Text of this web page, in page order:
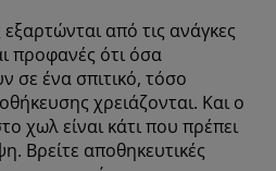
από τις ανάγκες
προφανές ότι όσα
σε ένα σπιτικό, τόσο
χρειάζονται. Και ο
χωλ είναι κάτι που πρέπει
Βρείτε αποθηκευτικές